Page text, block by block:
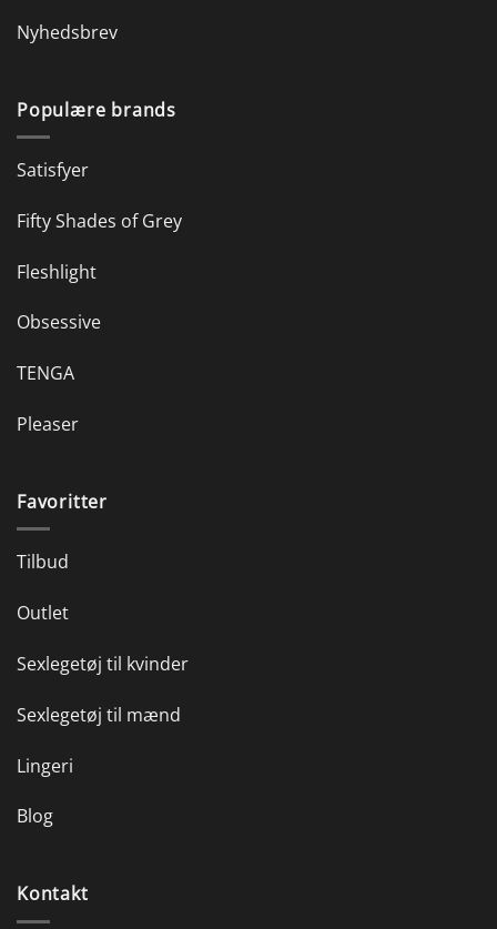
Nyhedsbrev
Populære brands
Satisfyer
Fifty Shades of Grey
Fleshlight
Obsessive
TENGA
Pleaser
Favoritter
Tilbud
Outlet
Sexlegetøj til kvinder
Sexlegetøj til mænd
Lingeri
Blog
Kontakt